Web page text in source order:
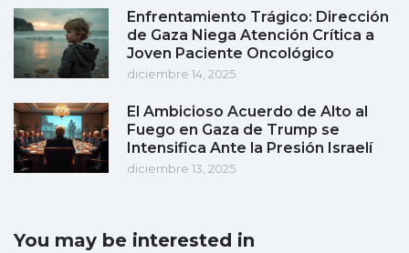
Enfrentamiento Trágico: Dirección
de Gaza Niega Atención Crítica a
Joven Paciente Oncológico
diciembre 14, 2025
El Ambicioso Acuerdo de Alto al
Fuego en Gaza de Trump se
Intensifica Ante la Presión Israelí
diciembre 13, 2025
You may be interested in